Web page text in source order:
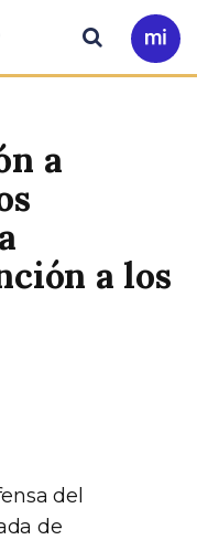
Ir
a
Buscar
a
a los
del
de